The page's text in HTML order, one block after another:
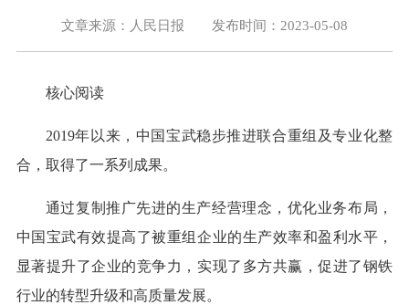
文章来源：人民日报 发布时间：2023-05-08
核心阅读
2019年以来，中国宝武稳步推进联合重组及专业化整
合，取得了一系列成果。
通过复制推广先进的生产经营理念，优化业务布局，
中国宝武有效提高了被重组企业的生产效率和盈利水平，
显著提升了企业的竞争力，实现了多方共赢，促进了钢铁
行业的转型升级和高质量发展。